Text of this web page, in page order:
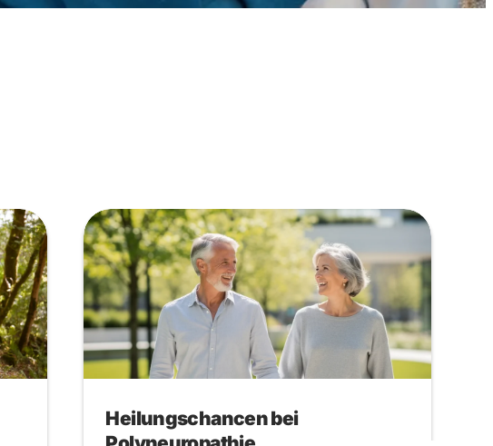
Heilungschancen bei